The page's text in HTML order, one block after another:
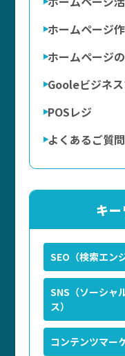
ホームページ
ホームページ
Gooleビジネ
POSレジ
よくあるご質問
キ
SEO（検索エン
SNS（ソーシャ
ス）
コンテンツマー